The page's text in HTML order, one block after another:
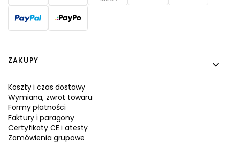
Linki w stopce
ZAKUPY
Koszty i czas dostawy
Wymiana, zwrot towaru
Formy płatności
Faktury i paragony
Certyfikaty CE i atesty
Zamówienia grupowe